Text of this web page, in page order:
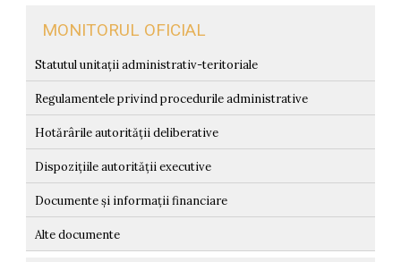
MONITORUL OFICIAL
Statutul unitații administrativ-teritoriale
Regulamentele privind procedurile administrative
Hotărârile autorității deliberative
Dispozițiile autorității executive
Documente și informații financiare
Alte documente